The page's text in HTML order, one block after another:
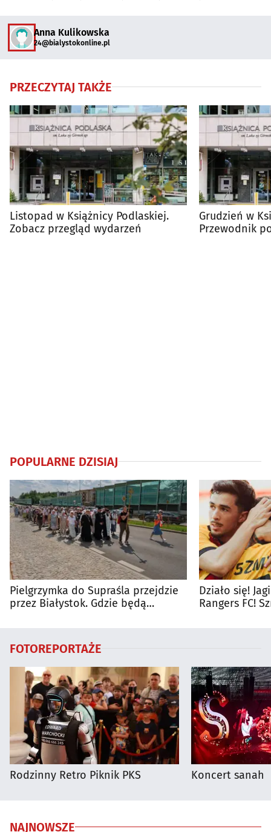
Anna Kulikowska
24@bialystokonline.pl
PRZECZYTAJ TAKŻE
Listopad w Książnicy Podlaskiej.
Zobacz przegląd wydarzeń
Grudzień w
Przewodnik
POPULARNE DZISIAJ
Pielgrzymka do Supraśla przejdzie
przez Białystok. Gdzie będą
Działo się!
Rangers FC!
FOTOREPORTAŻE
Rodzinny Retro Piknik PKS Koncert sanah
NAJNOWSZE